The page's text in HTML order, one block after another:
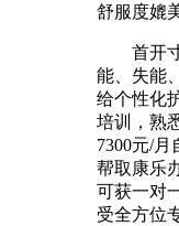
舒服度媲
首开寸
能、失能
给个性化
培训，熟
7300元/
帮取康乐
可获一对
受全方位